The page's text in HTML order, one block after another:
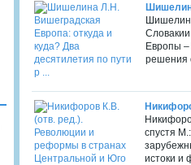
Европы –
решения
спустя
истоки и